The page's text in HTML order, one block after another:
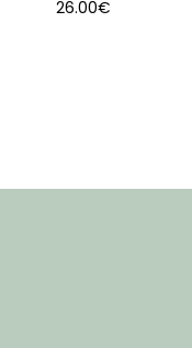
26.00€